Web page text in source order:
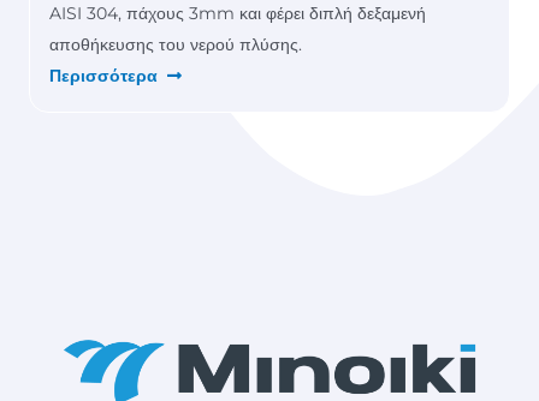
AISI 304, πάχους 3mm και φέρει διπλή δεξαμενή
αποθήκευσης του νερού πλύσης.
Περισσότερα